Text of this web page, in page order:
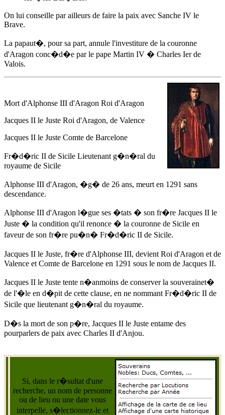
On lui conseille par ailleurs de faire la paix avec Sanche IV le
Brave.
La papaut�, pour sa part, annule l'investiture de la couronne
d'Aragon conc�d�e par le pape Martin IV � Charles Ier de
Valois.
Mort d'Alphonse III d'Aragon Roi d'Aragon
Jacques II le Juste Roi d'Aragon, de Valence
Jacques II le Juste Comte de Barcelone
Fr�d�ric II de Sicile Lieutenant g�n�ral du
royaume de Sicile
Alphonse III d'Aragon, �g� de 26 ans, meurt en 1291 sans
descendance.
Alphonse III d'Aragon l�gue ses �tats � son fr�re Jacques II le
Juste � la condition qu'il renonce � la couronne de Sicile en
faveur de son fr�re pu�n� Fr�d�ric II de Sicile.
Jacques II le Juste, fr�re d'Alphonse III, devient Roi d'Aragon et de
Valence et Comte de Barcelone en 1291 sous le nom de Jacques II.
Jacques II le Juste tente n�anmoins de conserver la souverainet�
de l'�le en d�pit de cette clause, en ne nommant Fr�d�ric II de
Sicile que lieutenant g�n�ral du royaume.
D�s la mort de son p�re, Jacques II le Juste entame des
pourparlers de paix avec Charles II d'Anjou.
Si, dans le r�sultat d'une
recherche, un nom de personne
ou de lieu ou une date vous
interpelle, s�lectionnez-le et